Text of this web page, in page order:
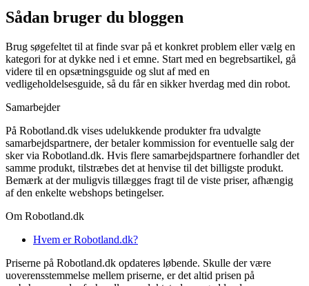
Sådan bruger du bloggen
Brug søgefeltet til at finde svar på et konkret problem eller vælg en
kategori for at dykke ned i et emne. Start med en begrebsartikel, gå
videre til en opsætningsguide og slut af med en
vedligeholdelsesguide, så du får en sikker hverdag med din robot.
Samarbejder
På Robotland.dk vises udelukkende produkter fra udvalgte
samarbejdspartnere, der betaler kommission for eventuelle salg der
sker via Robotland.dk. Hvis flere samarbejdspartnere forhandler det
samme produkt, tilstræbes det at henvise til det billigste produkt.
Bemærk at der muligvis tillægges fragt til de viste priser, afhængig
af den enkelte webshops betingelser.
Om Robotland.dk
Hvem er Robotland.dk?
Priserne på Robotland.dk opdateres løbende. Skulle der være
uoverensstemmelse mellem priserne, er det altid prisen på